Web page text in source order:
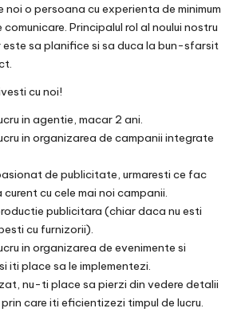
noi o persoana cu experienta de minimum
Principalul rol al noului nostru
sa planifice si sa duca la bun-sfarsit
cu noi!
in agentie, macar 2 ani.
in organizarea de campanii integrate
de publicitate, urmaresti ce fac
cu cele mai noi campanii.
publicitara (chiar daca nu esti
cu furnizorii).
in organizarea de evenimente si
iti place sa le implementezi.
nu-ti place sa pierzi din vedere detalii
care iti eficientizezi timpul de lucru.